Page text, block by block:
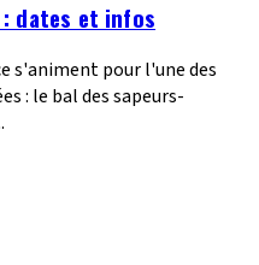
: dates et infos
s'animent pour l'une des
: le bal des sapeurs-